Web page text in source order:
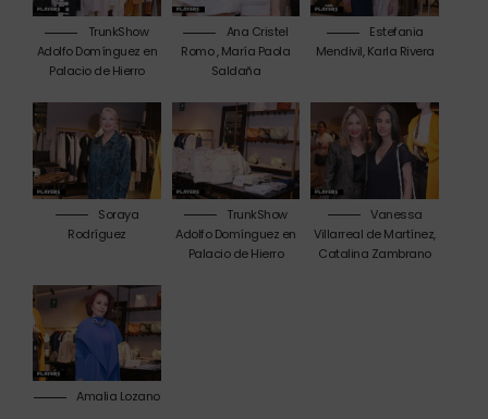
TrunkShow
Adolfo Domínguez en
Palacio de Hierro
Ana Cristel
Romo , María Paola
Saldaña
Estefania
Mendivil, Karla Rivera
Soraya
Rodríguez
TrunkShow
Adolfo Domínguez en
Palacio de Hierro
Vanessa
Villarreal de Martínez,
Catalina Zambrano
Amalia Lozano